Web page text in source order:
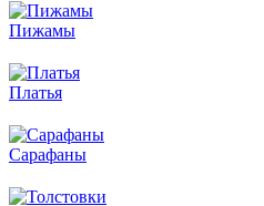
Пижамы
Платья
Сарафаны